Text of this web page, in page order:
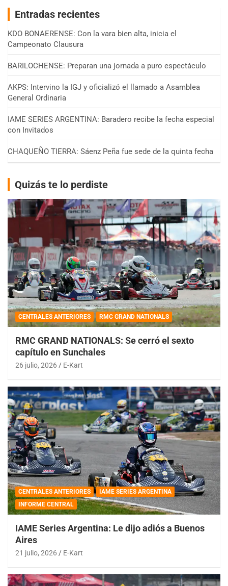
Entradas recientes
KDO BONAERENSE: Con la vara bien alta, inicia el
Campeonato Clausura
BARILOCHENSE: Preparan una jornada a puro espectáculo
AKPS: Intervino la IGJ y oficializó el llamado a Asamblea
General Ordinaria
IAME SERIES ARGENTINA: Baradero recibe la fecha especial
con Invitados
CHAQUEÑO TIERRA: Sáenz Peña fue sede de la quinta fecha
Quizás te lo perdiste
CENTRALES ANTERIORES RMC GRAND NATIONALS
RMC GRAND NATIONALS: Se cerró el sexto
capítulo en Sunchales
26 julio, 2026 E-Kart
CENTRALES ANTERIORES
IAME SERIES ARGENTINA
INFORME CENTRAL
IAME Series Argentina: Le dijo adiós a Buenos
Aires
21 julio, 2026 E-Kart